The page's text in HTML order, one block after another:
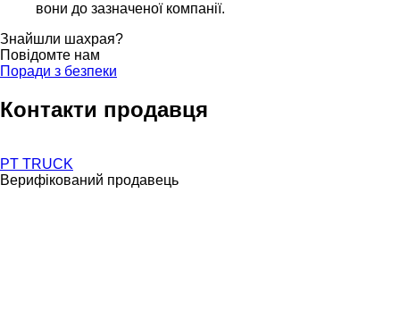
вони до зазначеної компанії.
Знайшли шахрая?
Повідомте нам
Поради з безпеки
Контакти продавця
PT TRUCK
Верифікований продавець